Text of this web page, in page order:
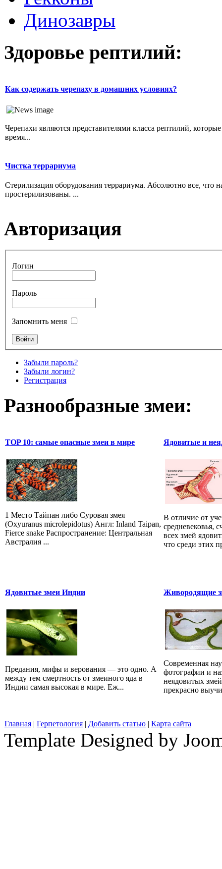
Динозавры
Здоровье рептилий:
Как содержать черепаху в домашних условиях?
Черепахи являются представителями класса рептилий,
время...
Чистка террариума
Стерилизация оборудования террариума. Абсолютно все, что
простерилизованы. ...
Авторизация
Логин
Пароль
Запомнить меня
Забыли пароль?
Забыли логин?
Регистрация
Разнообразные змеи:
TOP 10: самые опасные змеи в мире
1 Место Тайпан либо Суровая змея
(Oxyuranus microlepidotus) Англ: Inland Taipan,
Fierce snake Распространение: Центральная
Австралия ...
Ядовитые и
В отличие от
средневековья,
всех змей
что среди этих
Ядовитые змеи Индии
Предания, мифы и верования — это одно. А
между тем смертность от змеиного яда в
Индии самая высокая в мире. Еж...
Живородящие
Современная
фотографии и
неядовитых
прекрасно
Главная | Герпетология | Добавить статью | Карта сайта
Template Designed by